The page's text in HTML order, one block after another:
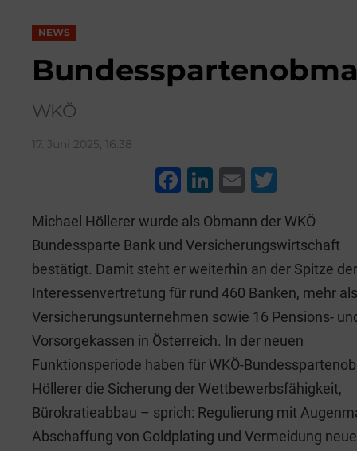
NEWS
WKÖ
17. Juni 2025, 16:38
F
c
e
b
o
o
k
Li
k
e
dI
n
E
ai
l
tt
er
Michael Höllerer wurde als Obmann der WKÖ
Bundessparte Bank und Versicherungswirtschaft
bestätigt. Damit steht er weiterhin an der Spitze der
Interessenvertretung für rund 460 Banken, mehr
Versicherungsunternehmen sowie 16 Pensions-
Vorsorgekassen in Österreich. In der neuen
Funktionsperiode haben für WKÖ-
Höllerer die Sicherung der Wettbewerbsfähigkeit,
Bürokratieabbau – sprich: Regulierung mit
Abschaffung von Goldplating und Vermeidung